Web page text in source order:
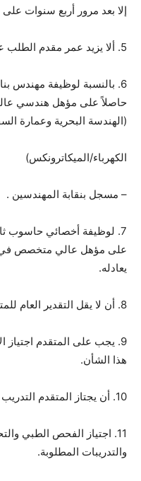
إلا بعد مرور أربع سنوات
5. ألا يزيد عمر مقدم الطلب عن 35 عاماً في تاريخ نشر الإعلان.
6. بالنسبة لوظيفة مهندس
حاصلاً على مؤهل هندسي
(الهندسة البحرية وعمارة
الكهرباء/الميكاترونكس)
– مسجل بنقابة المهندسين .
7. لوظيفة أخصائي حاسوب
على مؤهل عالي متخصص في
يعادله.
8. أن لا يقل التقدير العام للمتقدم عن “جيد”.
9. يجب على المتقدم اجتياز
هذا الشأن.
10. أن يجتاز المتقدم التدريب المقرر من قبل الجهة طالبة الإعلان.
11. اجتياز الفحص الطبي
والتدريبات المطلوبة.